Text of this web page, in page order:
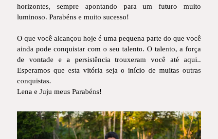
horizontes, sempre apontando para um futuro muito
luminoso. Parabéns e muito sucesso!
O que você alcançou hoje é uma pequena parte do que você
ainda pode conquistar com o seu talento. O talento, a força
de vontade e a persistência trouxeram você até aqui..
Esperamos que esta vitória seja o início de muitas outras
conquistas.
Lena e Juju meus Parabéns!